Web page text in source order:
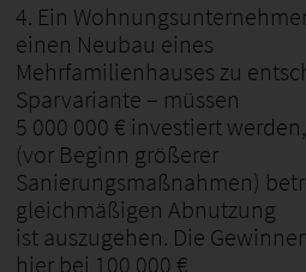
4. Ein
einen Neubau eines
Mehrfamilienhauses zu
Sparvariante – müssen
5 000 000 € investiert
(vor Beginn größerer
Sanierungsmaßnahmen)
gleichmäßigen Abnutzung
ist auszugehen. Die
hier bei 100 000 €